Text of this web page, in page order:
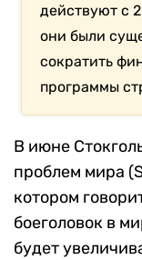
действуют с
они были
сократить
программы
В июне
проблем мира
котором
боеголовок в
будет